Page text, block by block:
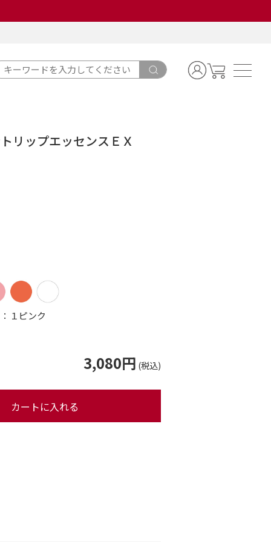
リップエッセンスＥＸ
１ピンク
3,080円
カートに入れる